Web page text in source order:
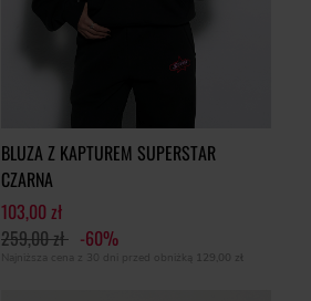
BLUZA Z KAPTUREM SUPERSTAR
CZARNA
103,00 zł
259,00 zł -60%
Najniższa cena z 30 dni przed obniżką 129,00 zł